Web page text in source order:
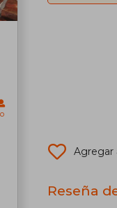
Agregar
Reseña